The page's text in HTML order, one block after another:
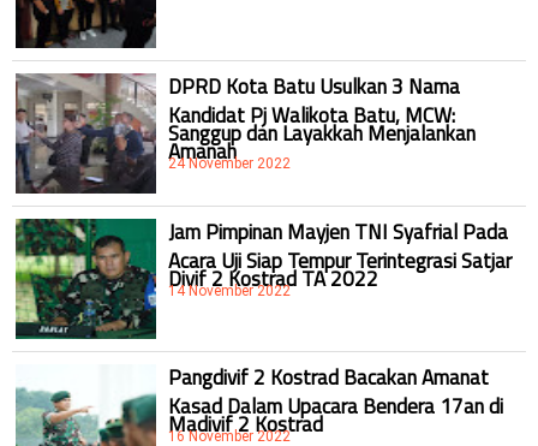
DPRD Kota Batu Usulkan 3 Nama
Kandidat Pj Walikota Batu, MCW:
Sanggup dan Layakkah Menjalankan
Amanah
24 November 2022
Jam Pimpinan Mayjen TNI Syafrial Pada
Acara Uji Siap Tempur Terintegrasi Satjar
Divif 2 Kostrad TA 2022
14 November 2022
Pangdivif 2 Kostrad Bacakan Amanat
Kasad Dalam Upacara Bendera 17an di
Madivif 2 Kostrad
16 November 2022